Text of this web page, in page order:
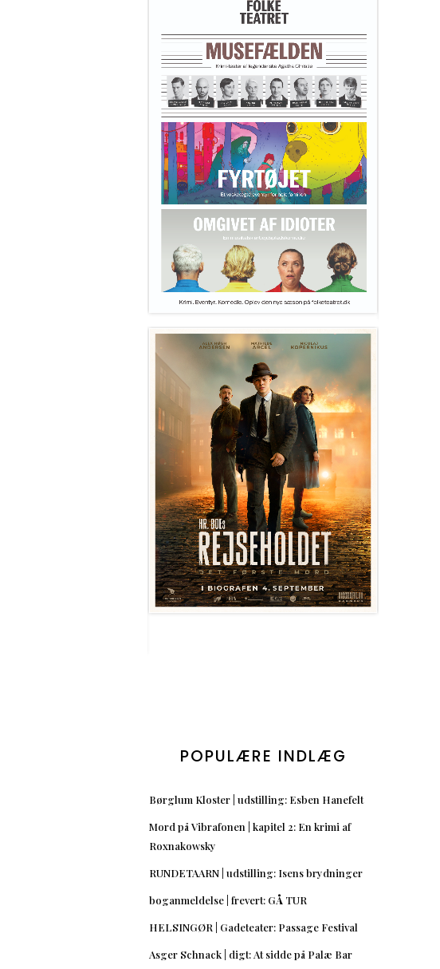
POPULÆRE INDLÆG
Børglum Kloster | udstilling: Esben Hanefelt
Mord på Vibrafonen | kapitel 2: En krimi af
Roxnakowsky
RUNDETAARN | udstilling: Isens brydninger
boganmeldelse | frevert: GÅ TUR
HELSINGØR | Gadeteater: Passage Festival
Asger Schnack | digt: At sidde på Palæ Bar